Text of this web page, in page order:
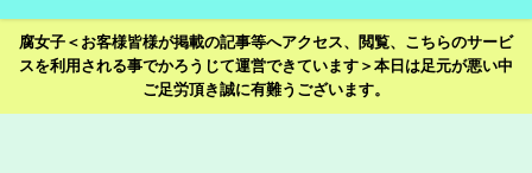
腐女子＜お客様皆様が掲載の記事等へアクセス、閲覧、こちらのサービ
スを利用される事でかろうじて運営できています＞本日は足元が悪い中
ご足労頂き誠に有難うございます。